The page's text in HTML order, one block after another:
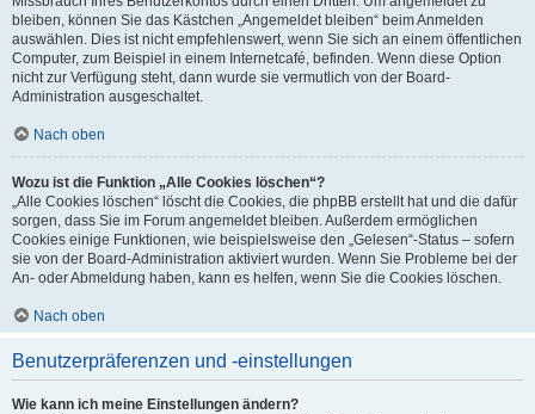
bleiben, können Sie das Kästchen „Angemeldet bleiben“ beim Anmelden
auswählen. Dies ist nicht empfehlenswert, wenn Sie sich an einem öffentlichen
Computer, zum Beispiel in einem Internetcafé, befinden. Wenn diese Option
nicht zur Verfügung steht, dann wurde sie vermutlich von der Board-
Administration ausgeschaltet.
Nach oben
Wozu ist die Funktion „Alle Cookies löschen“?
„Alle Cookies löschen“ löscht die Cookies, die phpBB erstellt hat und die dafür
sorgen, dass Sie im Forum angemeldet bleiben. Außerdem ermöglichen
Cookies einige Funktionen, wie beispielsweise den „Gelesen“-Status – sofern
sie von der Board-Administration aktiviert wurden. Wenn Sie Probleme bei der
An- oder Abmeldung haben, kann es helfen, wenn Sie die Cookies löschen.
Nach oben
Benutzerpräferenzen und -einstellungen
Wie kann ich meine Einstellungen ändern?